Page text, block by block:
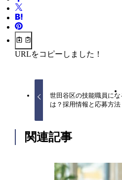
URLをコピーしました！
世田谷区の技能職員にな
は？採用情報と応募方法
関連記事